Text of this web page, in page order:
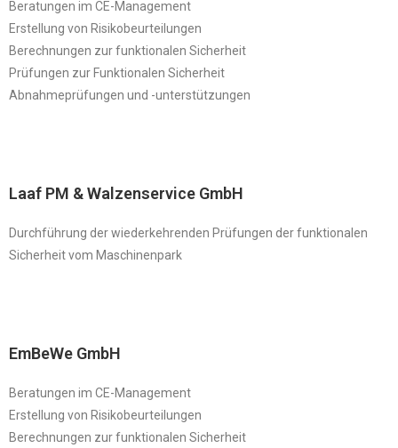
Beratungen im CE-Management
Erstellung von Risikobeurteilungen
Berechnungen zur funktionalen Sicherheit
Prüfungen zur Funktionalen Sicherheit
Abnahmeprüfungen und -unterstützungen
Laaf PM & Walzenservice GmbH
Durchführung der wiederkehrenden Prüfungen der funktionalen
Sicherheit vom Maschinenpark
EmBeWe GmbH
Beratungen im CE-Management
Erstellung von Risikobeurteilungen
Berechnungen zur funktionalen Sicherheit